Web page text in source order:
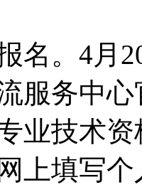
名。4月
服务中
业技术
上填写